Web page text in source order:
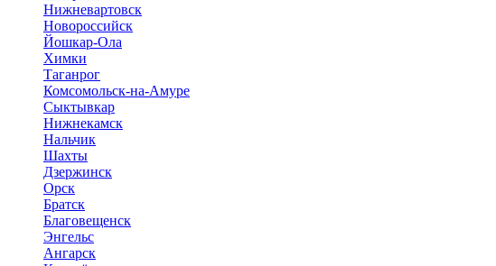
Нижневартовск
Новороссийск
Йошкар-Ола
Химки
Таганрог
Комсомольск-на-Амуре
Сыктывкар
Нижнекамск
Нальчик
Шахты
Дзержинск
Орск
Братск
Благовещенск
Энгельс
Ангарск